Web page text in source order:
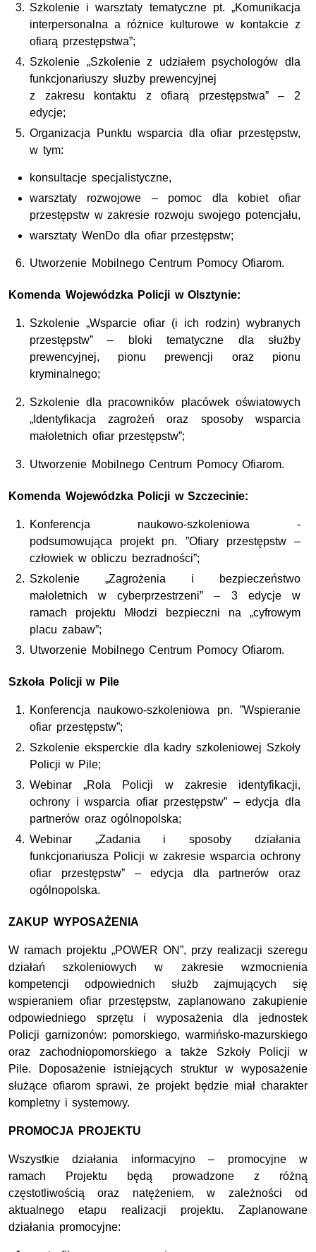
Szkolenie i warsztaty tematyczne pt. „Komunikacja
interpersonalna a różnice kulturowe w kontakcie z
ofiarą przestępstwa”;
Szkolenie „Szkolenie z udziałem psychologów dla
funkcjonariuszy służby prewencyjnej
z zakresu kontaktu z ofiarą przestępstwa” – 2
edycje;
Organizacja Punktu wsparcia dla ofiar przestępstw,
w tym:
konsultacje specjalistyczne,
warsztaty rozwojowe – pomoc dla kobiet ofiar
przestępstw w zakresie rozwoju swojego potencjału,
warsztaty WenDo dla ofiar przestępstw;
Utworzenie Mobilnego Centrum Pomocy Ofiarom.
Komenda Wojewódzka Policji w Olsztynie:
Szkolenie „Wsparcie ofiar (i ich rodzin) wybranych
przestępstw” – bloki tematyczne dla służby
prewencyjnej, pionu prewencji oraz pionu
kryminalnego;
Szkolenie dla pracowników placówek oświatowych
„Identyfikacja zagrożeń oraz sposoby wsparcia
małoletnich ofiar przestępstw”;
Utworzenie Mobilnego Centrum Pomocy Ofiarom.
Komenda Wojewódzka Policji w Szczecinie:
Konferencja naukowo-szkoleniowa -
podsumowująca projekt pn. ”Ofiary przestępstw –
człowiek w obliczu bezradności”;
Szkolenie „Zagrożenia i bezpieczeństwo
małoletnich w cyberprzestrzeni” – 3 edycje w
ramach projektu Młodzi bezpieczni na „cyfrowym
placu zabaw”;
Utworzenie Mobilnego Centrum Pomocy Ofiarom.
Szkoła Policji w Pile
Konferencja naukowo-szkoleniowa pn. ”Wspieranie
ofiar przestępstw”;
Szkolenie eksperckie dla kadry szkoleniowej Szkoły
Policji w Pile;
Webinar „Rola Policji w zakresie identyfikacji,
ochrony i wsparcia ofiar przestępstw” – edycja dla
partnerów oraz ogólnopolska;
Webinar „Zadania i sposoby działania
funkcjonariusza Policji w zakresie wsparcia ochrony
ofiar przestępstw” – edycja dla partnerów oraz
ogólnopolska.
ZAKUP WYPOSAŻENIA
W ramach projektu „POWER ON”, przy realizacji szeregu
działań szkoleniowych w zakresie wzmocnienia
kompetencji odpowiednich służb zajmujących się
wspieraniem ofiar przestępstw, zaplanowano zakupienie
odpowiedniego sprzętu i wyposażenia dla jednostek
Policji garnizonów: pomorskiego, warmińsko-mazurskiego
oraz zachodniopomorskiego a także Szkoły Policji w
Pile. Doposażenie istniejących struktur w wyposażenie
służące ofiarom sprawi, że projekt będzie miał charakter
kompletny i systemowy.
PROMOCJA PROJEKTU
Wszystkie działania informacyjno – promocyjne w
ramach Projektu będą prowadzone z różną
częstotliwością oraz natężeniem, w zależności od
aktualnego etapu realizacji projektu. Zaplanowane
działania promocyjne: